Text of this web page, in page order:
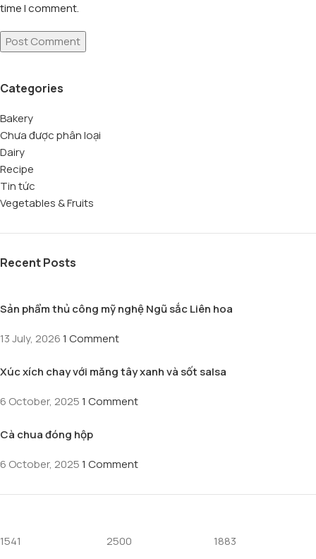
time I comment.
Categories
Bakery
Chưa được phân loại
Dairy
Recipe
Tin tức
Vegetables & Fruits
Recent Posts
Sản phẩm thủ công mỹ nghệ Ngũ sắc Liên hoa
13 July, 20261 Comment
Xúc xích chay với măng tây xanh và sốt salsa
6 October, 20251 Comment
Cà chua đóng hộp
6 October, 20251 Comment
1541 2500 1883